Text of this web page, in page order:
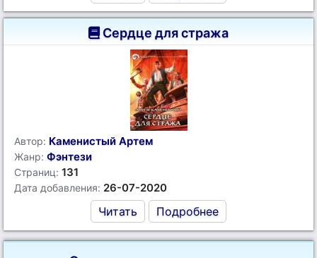
Сердце для стража
Автор: Каменистый Артем
Жанр: Фэнтези
Страниц: 131
Дата добавления: 26-07-2020
Читать Подробнее